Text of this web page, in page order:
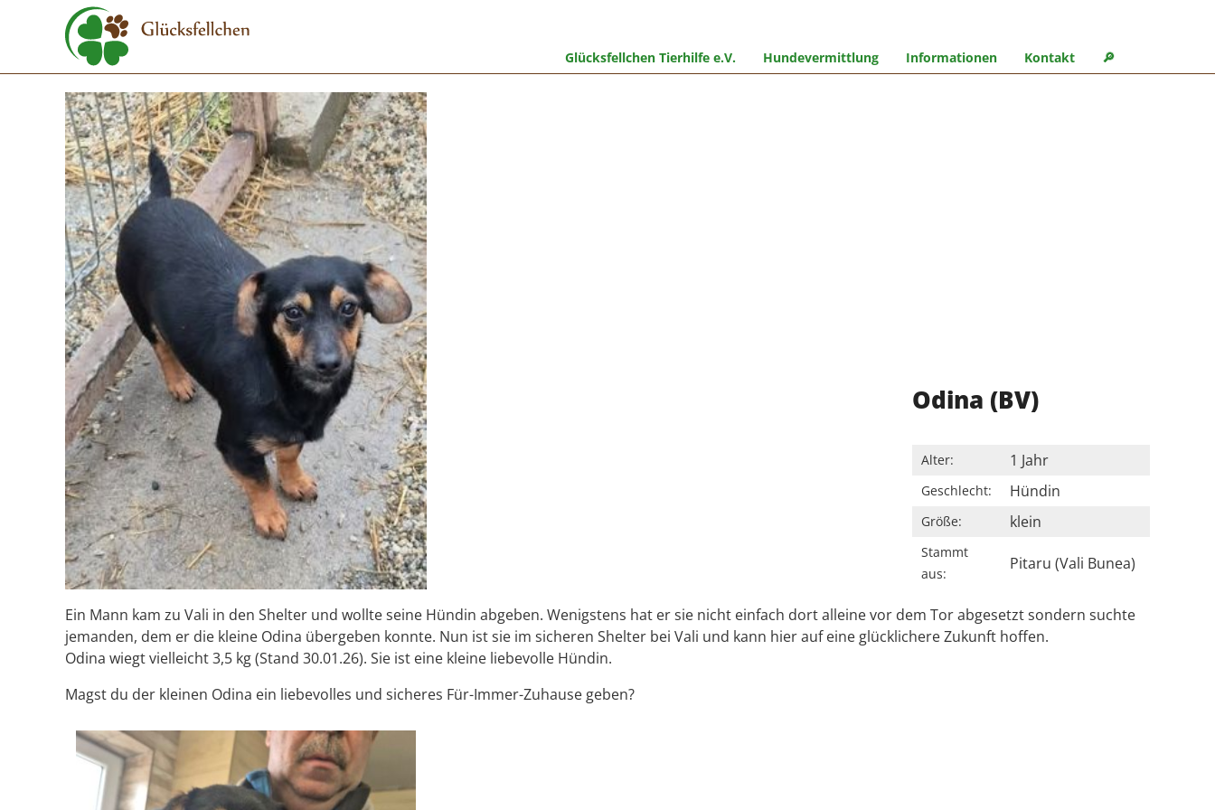
Glücksfellchen Tierhilfe e.V. Hundevermittlung Informationen Kontakt 🔎︎
Odina (BV)
Alter: 1 Jahr
Geschlecht: Hündin
Größe: klein
Stammt
aus:
Pitaru (Vali Bunea)
Ein Mann kam zu Vali in den Shelter und wollte seine Hündin abgeben. Wenigstens hat er sie nicht einfach dort alleine vor dem Tor abgesetzt sondern suchte
jemanden, dem er die kleine Odina übergeben konnte. Nun ist sie im sicheren Shelter bei Vali und kann hier auf eine glücklichere Zukunft hoffen.
Odina wiegt vielleicht 3,5 kg (Stand 30.01.26). Sie ist eine kleine liebevolle Hündin.
Magst du der kleinen Odina ein liebevolles und sicheres Für-Immer-Zuhause geben?